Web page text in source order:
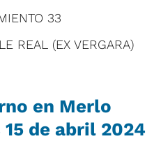
33
REAL (EX VERGARA)
en Merlo
de abril 2024